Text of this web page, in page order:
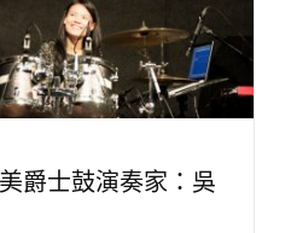
爵士鼓演奏家：吳